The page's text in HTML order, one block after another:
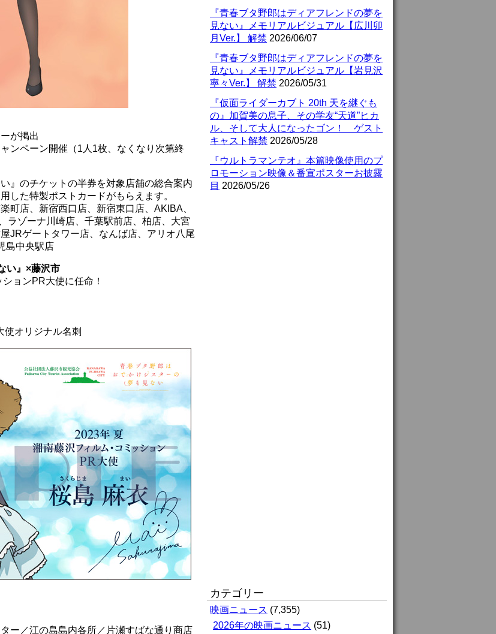
が掲出
ンペーン開催（1人1枚、なくなり次第終
』のチケットの半券を対象店舗の総合案内
した特製ポストカードがもらえます。
町店、新宿西口店、新宿東口店、AKIBA、
ラゾーナ川崎店、千葉駅前店、柏店、大宮
JRゲートタワー店、なんば店、アリオ八尾
島中央駅店
い』×藤沢市
ョンPR大使に任命！
使オリジナル名刺
ー／江の島島内各所／片瀬すばな通り商店
『青春ブタ野郎はディアフレンドの夢を
見ない』メモリアルビジュアル【広川卯
月Ver.】 解禁 2026/06/07
『青春ブタ野郎はディアフレンドの夢を
見ない』メモリアルビジュアル【岩見沢
寧々Ver.】 解禁 2026/05/31
『仮面ライダーカブト 20th 天を継ぐも
の』加賀美の息子、その学友“天道”ヒカ
ル、そして大人になったゴン！ ゲスト
キャスト解禁 2026/05/28
『ウルトラマンテオ』本篇映像使用のプ
ロモーション映像＆番宣ポスターお披露
目 2026/05/26
カテゴリー
映画ニュース (7,355)
2026年の映画ニュース (51)